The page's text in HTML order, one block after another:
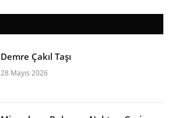
Demre Çakıl Taşı
28 Mayıs 2026